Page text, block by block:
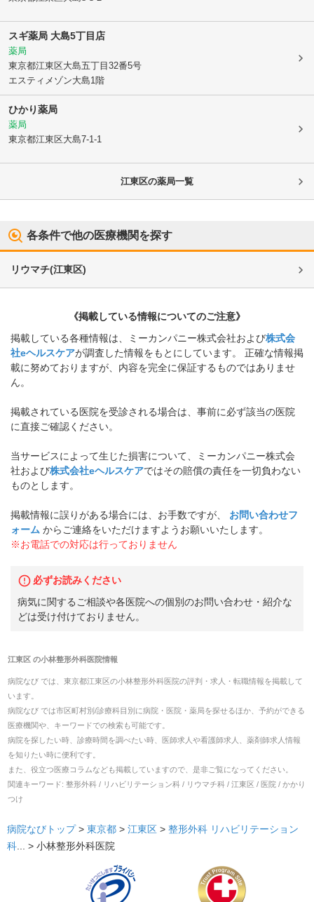
スギ薬局 大島5丁目店
薬局
東京都江東区大島五丁目32番5号
エスティメゾン大島1階
ひかり薬局
薬局
東京都江東区大島7-1-1
江東区の薬局一覧
各条件で他の医療機関を探す
リウマチ(江東区)
《掲載している情報についてのご注意》
掲載している各種情報は、ミーカンパニー株式会社および株式会
社eヘルスケアが調査した情報をもとにしています。 正確な情報掲
載に努めておりますが、内容を完全に保証するものではありませ
ん。
掲載されている医院を受診される場合は、事前に必ず該当の医院
に直接ご確認ください。
当サービスによって生じた損害について、ミーカンパニー株式会
社および株式会社eヘルスケアではその賠償の責任を一切負わない
ものとします。
掲載情報に誤りがある場合には、お手数ですが、
お問い合わせフ
ォーム からご連絡をいただけますようお願いいたします。
※お電話での対応は行っておりません
必ずお読みください
病気に関するご相談や各医院への個別のお問い合わせ・紹介な
どは受け付けておりません。
江東区の小林整形外科医院情報
病院なび では、 東京都江東区の小林整形外科医院の評判・求人・転職情報を掲載して
います。
病院なび では市区町村別/診療科目別に病院・医院・薬局を探せるほか、予約ができる
医療機関や、キーワードでの検索も可能です。
病院を探したい時、診療時間を調べたい時、医師求人や看護師求人、薬剤師求人情報
を知りたい時に便利です。
また、役立つ医療コラムなども掲載していますので、是非ご覧になってください。
関連キーワード: 整形外科 / リハビリテーション科 / リウマチ科 / 江東区 / 医院 / かかり
つけ
病院なびトップ > 東京都 > 江東区 > 整形外科 リハビリテーション
科... > 小林整形外科医院